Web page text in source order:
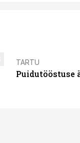
TARTU
Puidutööstuse